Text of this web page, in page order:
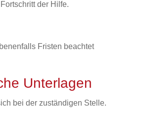
der Hilfe.
Fristen beachtet
Unterlagen
bei der zuständigen Stelle.